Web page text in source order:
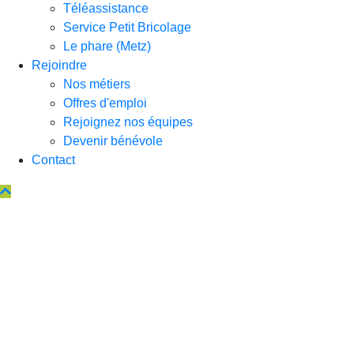
Téléassistance
Service Petit Bricolage
Le phare (Metz)
Rejoindre
Nos métiers
Offres d'emploi
Rejoignez nos équipes
Devenir bénévole
Contact